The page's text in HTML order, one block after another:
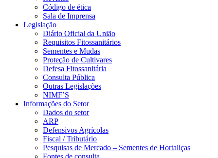
Código de ética
Sala de Imprensa
Legislação
Diário Oficial da União
Requisitos Fitossanitários
Sementes e Mudas
Proteção de Cultivares
Defesa Fitossanitária
Consulta Pública
Outras Legislações
NIMF’S
Informações do Setor
Dados do setor
ARP
Defensivos Agrícolas
Fiscal / Tributário
Pesquisas de Mercado – Sementes de Hortaliças
Fontes de consulta